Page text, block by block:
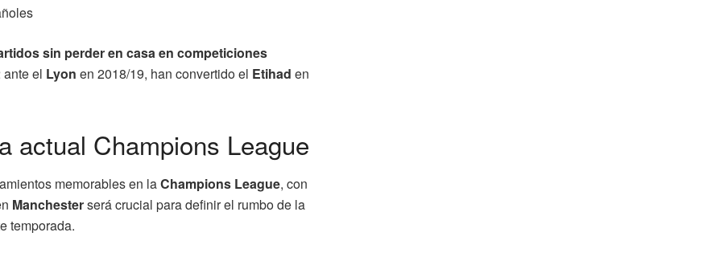
sin perder en casa en competiciones
el Lyon en 2018/19, han convertido el Etihad en
actual Champions League
memorables en laChampions League, con
Manchesterserá crucial para definir el rumbo de la
temporada.